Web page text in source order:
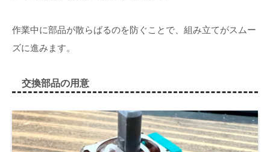
作業中に部品が散らばるのを防ぐことで、組み立てがスムー
ズに進みます。
交換部品の用意